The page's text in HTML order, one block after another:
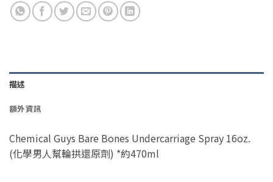
描述
額外資訊
Chemical Guys Bare Bones Undercarriage Spray 16oz.
(化學男人幫輪拱還原劑) *約470ml